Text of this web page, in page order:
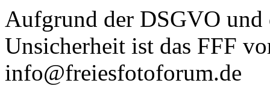
Aufgrund der DSGVO und
Unsicherheit ist das FFF
info@freiesfotoforum.de